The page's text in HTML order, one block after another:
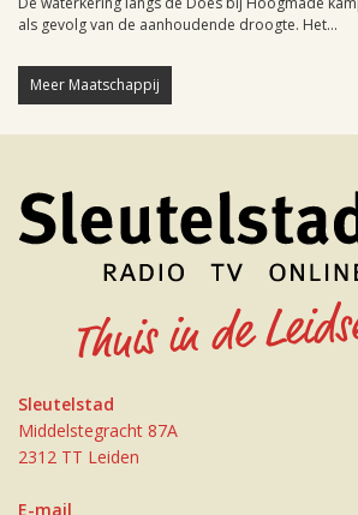
als gevolg van de aanhoudende droogte. Het...
Meer Maatschappij
Sleutelstad
Middelstegracht 87A
2312 TT Leiden
E-mail